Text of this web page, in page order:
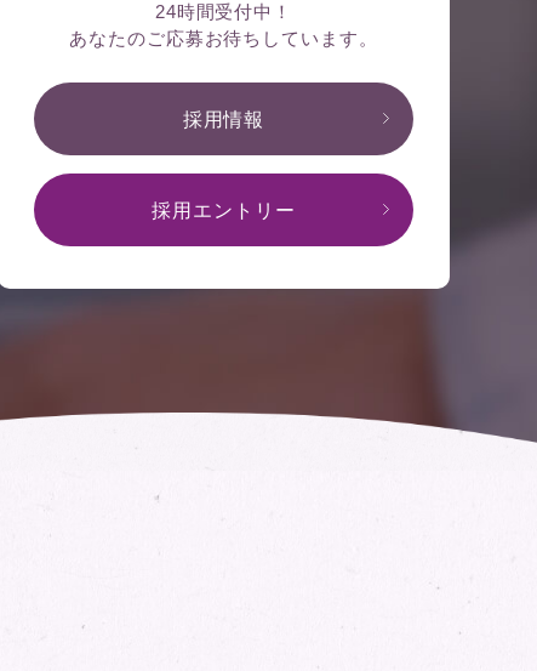
24時間受付中！
あなたのご応募お待ちしています。
採用情報
採用エントリー